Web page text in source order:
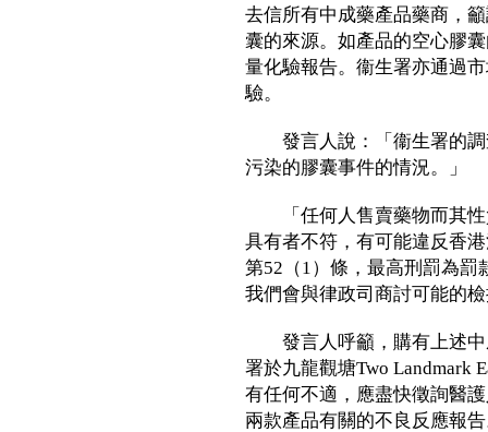
去信所有中成藥產品藥商，
囊的來源。如產品的空心膠
量化驗報告。衞生署亦通過
驗。
發言人說：「衞生署的調
污染的膠囊事件的情況。」
「任何人售賣藥物而其性
具有者不符，有可能違反香
第52（1）條，最高刑罰為罰
我們會與律政司商討可能的
發言人呼籲，購有上述中
署於九龍觀塘Two Landmark
有任何不適，應盡快徵詢醫
兩款產品有關的不良反應報